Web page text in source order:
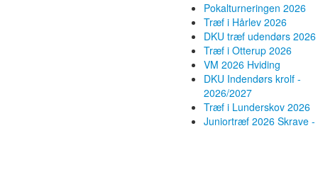
Pokalturneringen 2026
Træf i Hårlev 2026
DKU træf udendørs 2026
Træf i Otterup 2026
VM 2026 Hviding
DKU Indendørs krolf -
2026/2027
Træf i Lunderskov 2026
Juniortræf 2026 Skrave -